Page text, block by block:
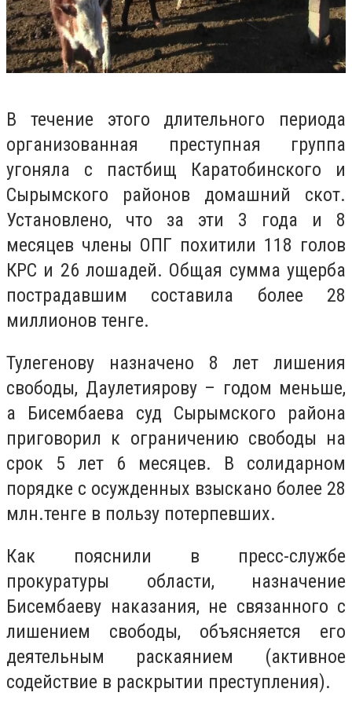
В течение этого длительного периода
организованная преступная группа
угоняла с пастбищ Каратобинского и
Сырымского районов домашний скот.
Установлено, что за эти 3 года и 8
месяцев члены ОПГ похитили 118 голов
КРС и 26 лошадей. Общая сумма ущерба
пострадавшим составила более 28
миллионов тенге.
Тулегенову назначено 8 лет лишения
свободы, Даулетиярову – годом меньше,
а Бисембаева суд Сырымского района
приговорил к ограничению свободы на
срок 5 лет 6 месяцев. В солидарном
порядке с осужденных взыскано более 28
млн.тенге в пользу потерпевших.
Как пояснили в пресс-службе
прокуратуры области, назначение
Бисембаеву наказания, не связанного с
лишением свободы, объясняется его
деятельным раскаянием (активное
содействие в раскрытии преступления).